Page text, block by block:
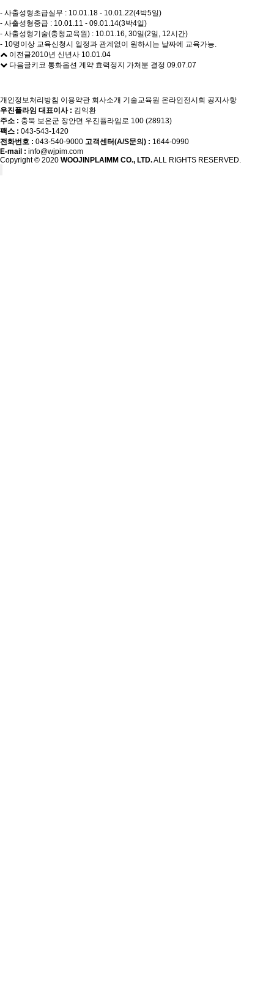
- 사출성형초급실무 : 10.01.18 - 10.01.22(4박5일)
- 사출성형중급 : 10.01.11 - 09.01.14(3박4일)
- 사출성형기술(충청교육원) : 10.01.16, 30일(2일, 12시간)
- 10명이상 교육신청시 일정과 관계없이 원하시는 날짜에 교육가능.
이전글2010년 신년사 10.01.04
다음글키코 통화옵션 계약 효력정지 가처분 결정 09.07.07
개인정보처리방침 이용약관 회사소개 기술교육원 온라인전시회 공지사항
우진플라임 대표이사 : 김익환
주소 : 충북 보은군 장안면 우진플라임로 100 (28913)
팩스 : 043-543-1420
전화번호 : 043-540-9000 고객센터(A/S문의) : 1644-0990
E-mail : info@wjpim.com
Copyright © 2020 WOOJINPLAIMM CO., LTD.ALL RIGHTS RESERVED.